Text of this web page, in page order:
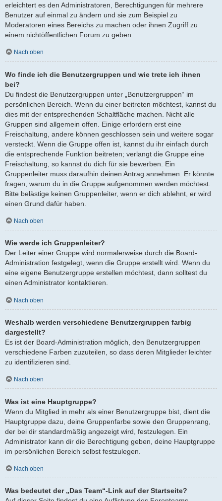
erleichtert es den Administratoren, Berechtigungen für mehrere
Benutzer auf einmal zu ändern und sie zum Beispiel zu
Moderatoren eines Bereichs zu machen oder ihnen Zugriff zu
einem nichtöffentlichen Forum zu geben.
Nach oben
Wo finde ich die Benutzergruppen und wie trete ich ihnen
bei?
Du findest die Benutzergruppen unter „Benutzergruppen“ im
persönlichen Bereich. Wenn du einer beitreten möchtest, kannst du
dies mit der entsprechenden Schaltfläche machen. Nicht alle
Gruppen sind allgemein offen. Einige erfordern erst eine
Freischaltung, andere können geschlossen sein und weitere sogar
versteckt. Wenn die Gruppe offen ist, kannst du ihr einfach durch
die entsprechende Funktion beitreten; verlangt die Gruppe eine
Freischaltung, so kannst du dich für sie bewerben. Ein
Gruppenleiter muss daraufhin deinen Antrag annehmen. Er könnte
fragen, warum du in die Gruppe aufgenommen werden möchtest.
Bitte belästige keinen Gruppenleiter, wenn er dich ablehnt, er wird
einen Grund dafür haben.
Nach oben
Wie werde ich Gruppenleiter?
Der Leiter einer Gruppe wird normalerweise durch die Board-
Administration festgelegt, wenn die Gruppe erstellt wird. Wenn du
eine eigene Benutzergruppe erstellen möchtest, dann solltest du
einen Administrator kontaktieren.
Nach oben
Weshalb werden verschiedene Benutzergruppen farbig
dargestellt?
Es ist der Board-Administration möglich, den Benutzergruppen
verschiedene Farben zuzuteilen, so dass deren Mitglieder leichter
zu identifizieren sind.
Nach oben
Was ist eine Hauptgruppe?
Wenn du Mitglied in mehr als einer Benutzergruppe bist, dient die
Hauptgruppe dazu, deine Gruppenfarbe sowie den Gruppenrang,
der bei dir standardmäßig angezeigt wird, festzulegen. Ein
Administrator kann dir die Berechtigung geben, deine Hauptgruppe
im persönlichen Bereich selbst festzulegen.
Nach oben
Was bedeutet der „Das Team“-Link auf der Startseite?